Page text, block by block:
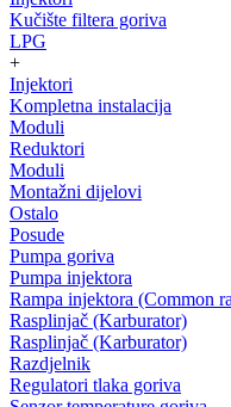
Kučište filtera goriva
LPG
+
Injektori
Kompletna instalacija
Moduli
Reduktori
Moduli
Montažni dijelovi
Ostalo
Posude
Pumpa goriva
Pumpa injektora
Rampa injektora (Common
Rasplinjač (Karburator)
Rasplinjač (Karburator)
Razdjelnik
Regulatori tlaka goriva